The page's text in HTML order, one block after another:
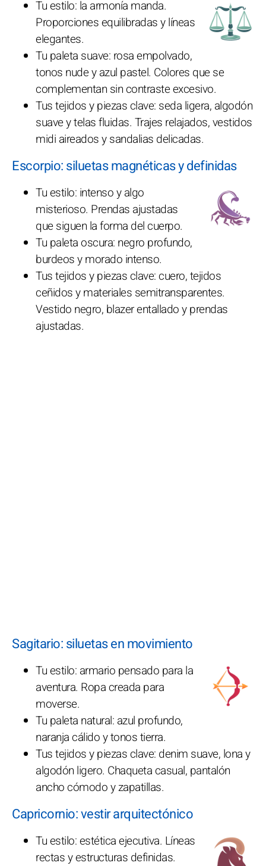
Tu estilo: la armonía manda.
Proporciones equilibradas y líneas
elegantes.
Tu paleta suave: rosa empolvado,
tonos nude y azul pastel. Colores que se
complementan sin contraste excesivo.
Tus tejidos y piezas clave: seda ligera, algodón
suave y telas fluidas. Trajes relajados, vestidos
midi aireados y sandalias delicadas.
Escorpio: siluetas magnéticas y definidas
Tu estilo: intenso y algo
misterioso. Prendas ajustadas
que siguen la forma del cuerpo.
Tu paleta oscura: negro profundo,
burdeos y morado intenso.
Tus tejidos y piezas clave: cuero, tejidos
ceñidos y materiales semitransparentes.
Vestido negro, blazer entallado y prendas
ajustadas.
Sagitario: siluetas en movimiento
Tu estilo: armario pensado para la
aventura. Ropa creada para
moverse.
Tu paleta natural: azul profundo,
naranja cálido y tonos tierra.
Tus tejidos y piezas clave: denim suave, lona y
algodón ligero. Chaqueta casual, pantalón
ancho cómodo y zapatillas.
Capricornio: vestir arquitectónico
Tu estilo: estética ejecutiva. Líneas
rectas y estructuras definidas.